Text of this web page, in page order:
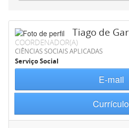
Tiago de
COORDENADOR(A)
CIÊNCIAS SOCIAIS APLICADAS
Serviço Social
E-mail
Currículo